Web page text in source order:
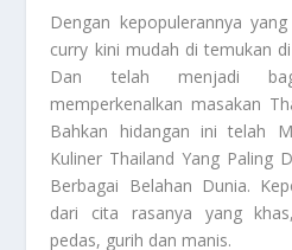
Dengan kepopulerannya
curry kini mudah di temukan
Dan telah menjadi
memperkenalkan masakan
Bahkan hidangan ini telah
Kuliner Thailand Yang Paling
Berbagai Belahan Dunia.
dari cita rasanya yang
pedas, gurih dan manis.